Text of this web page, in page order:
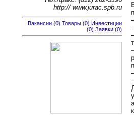
http:// www.jurac.spb.ru
Вакансии (0) Товары (0) Инвестиции
(0) Заявки (0)